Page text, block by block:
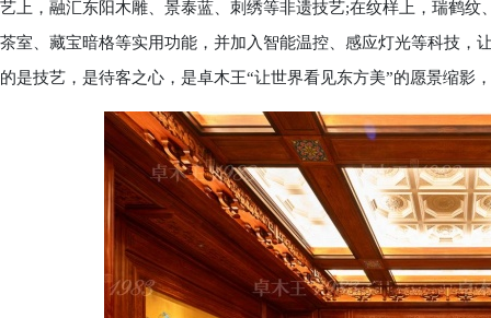
艺上，融汇东阳木雕、景泰蓝、刺绣等非遗技艺;在纹样上，瑞鹤
茶室、藏宝暗格等实用功能，并加入智能温控、感应灯光等科技，
的是技艺，是待客之心，是卓木王“让世界看见东方美”的愿景缩影